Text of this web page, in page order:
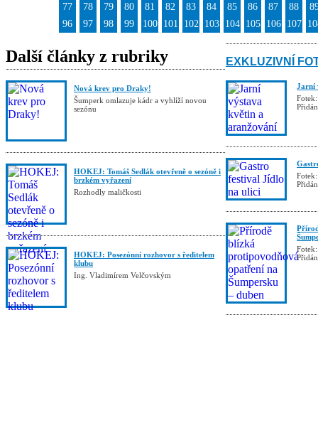
77
78 79 80 81 82 83 84 85 86 87 88
96
97 98 99 100 101 102 103 104 105 106 107
Další články z rubriky
Nová krev pro Draky!
Šumperk omlazuje kádr a vyhlíží novou
sezónu
HOKEJ: Tomáš Sedlák otevřeně o sezóně i
brzkém vyřazení
Rozhodly maličkosti
HOKEJ: Posezónní rozhovor s ředitelem
klubu
Ing. Vladimírem Velčovským
EXKLUZIVNÍ
Jarní